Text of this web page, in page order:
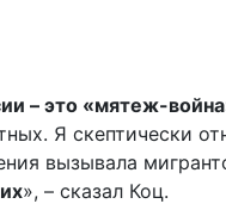
– это «мятеж-
Я скептически
вызывала
», – сказал Коц.